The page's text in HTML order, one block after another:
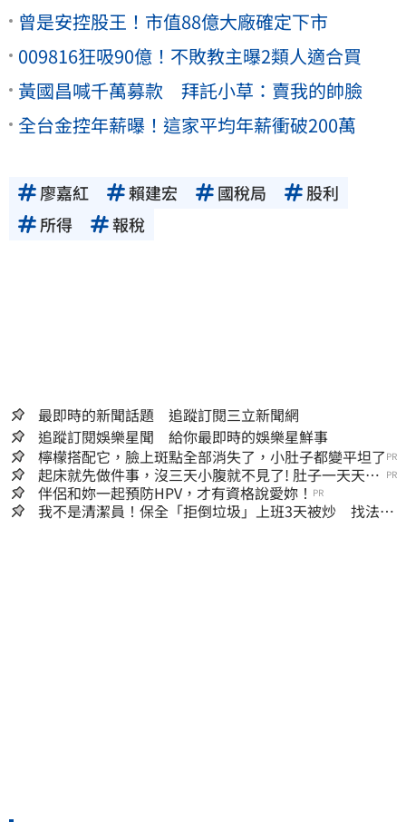
曾是安控股王！市值88億大廠確定下市
009816狂吸90億！不敗教主曝2類人適合買
黃國昌喊千萬募款 拜託小草：賣我的帥臉
全台金控年薪曝！這家平均年薪衝破200萬
廖嘉紅 賴建宏 國稅局
股利
所得
報稅
最即時的新聞話題 追蹤訂閱三立新聞網
追蹤訂閱娛樂星聞 給你最即時的娛樂星鮮事
檸檬搭配它，臉上斑點全部消失了，小肚子都變平坦了 PR
起床就先做件事，沒三天小腹就不見了! 肚子一天天變
小！
PR
伴侶和妳一起預防HPV，才有資格說愛妳！ PR
我不是清潔員！保全「拒倒垃圾」上班3天被炒 找法院